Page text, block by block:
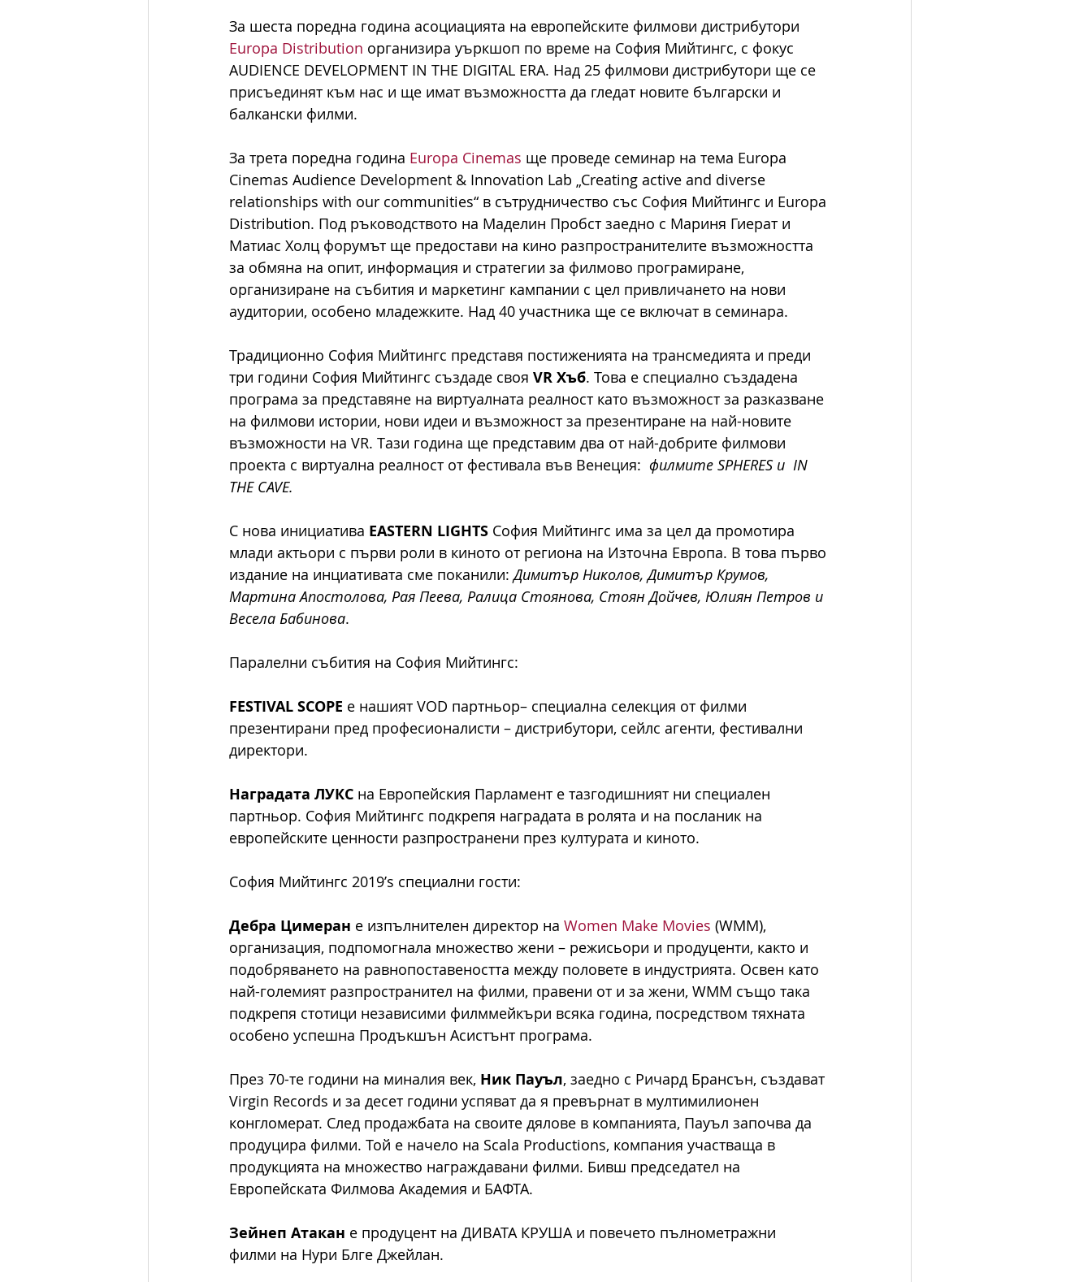
За шеста поредна година асоциацията на европейските филмови дистрибутори
Europa Distribution организира уъркшоп по време на София Мийтингс, с фокус
AUDIENCE DEVELOPMENT IN THE DIGITAL ERA. Над 25 филмови дистрибутори ще се
присъединят към нас и ще имат възможността да гледат новите български и
балкански филми.
За трета поредна година Europa Cinemas ще проведе семинар на тема Europa
Cinemas Audience Development & Innovation Lab „Creating active and diverse
relationships with our communities“ в сътрудничество със София Мийтингс и Europa
Distribution. Под ръководството на Маделин Пробст заедно с Мариня Гиерат и
Матиас Холц форумът ще предостави на кино разпространителите възможността
за обмяна на опит, информация и стратегии за филмово програмиране,
организиране на събития и маркетинг кампании с цел привличането на нови
аудитории, особено младежките. Над 40 участника ще се включат в семинара.
Традиционно София Мийтингс представя постиженията на трансмедията и преди
три години София Мийтингс създаде своя VR Хъб. Това е специално създадена
програма за представяне на виртуалната реалност като възможност за разказване
на филмови истории, нови идеи и възможност за презентиране на най-новите
възможности на VR. Тази година ще представим два от най-добрите филмови
проекта с виртуална реалност от фестивала във Венеция: филмите SPHERES и  IN
THE CAVE.
С нова инициатива EASTERN LIGHTS София Мийтингс има за цел да промотира
млади актьори с първи роли в киното от региона на Източна Европа. В това първо
издание на инциативата сме поканили: Димитър Николов, Димитър Крумов,
Мартина Апостолова, Рая Пеева, Ралица Стоянова, Стоян Дойчев, Юлиян Петров и
Весела Бабинова.
Паралелни събития на София Мийтингс:
FESTIVAL SCOPE е нашият VOD партньор– специална селекция от филми
презентирани пред професионалисти – дистрибутори, сейлс агенти, фестивални
директори.
Наградата ЛУКС на Европейския Парламент е тазгодишният ни специален
партньор. София Мийтингс подкрепя наградата в ролята и на посланик на
европейските ценности разпространени през културата и киното.
София Мийтингс 2019’s специални гости:
Дебра Цимеран e изпълнителен директор на Women Make Movies (WMM),
организация, подпомогнала множество жени – режисьори и продуценти, както и
подобряването на равнопоставеността между половете в индустрията. Освен като
най-големият разпространител на филми, правени от и за жени, WMM също така
подкрепя стотици независими филммейкъри всяка година, посредством тяхната
особено успешна Продъкшън Асистънт програма.
През 70-те години на миналия век, Ник Пауъл, заедно с Ричард Брансън, създават
Virgin Records и за десет години успяват да я превърнат в мултимилионен
конгломерат. След продажбата на своите дялове в компанията, Пауъл започва да
продуцира филми. Той е начело на Scala Productions, компания участваща в
продукцията на множество награждавани филми. Бивш председател на
Европейската Филмова Академия и БАФТА.
Зейнеп Атакан е продуцент на ДИВАТА КРУША и повечето пълнометражни
филми на Нури Блге Джейлан.